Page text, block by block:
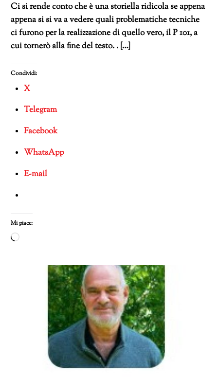
Ci si rende conto che è una storiella ridicola se appena
appena si si va a vedere quali problematiche tecniche
ci furono per la realizzazione di quello vero, il P 101, a
cui tornerò alla fine del testo. . […]
Condividi:
X
Telegram
Facebook
WhatsApp
E-mail
Mi piace:
Caricamento